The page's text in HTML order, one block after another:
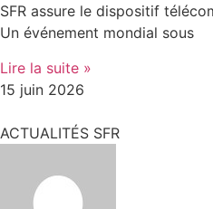
SFR assure le dispositif
Un événement mondial sous
Lire la suite »
15 juin 2026
ACTUALITÉS SFR